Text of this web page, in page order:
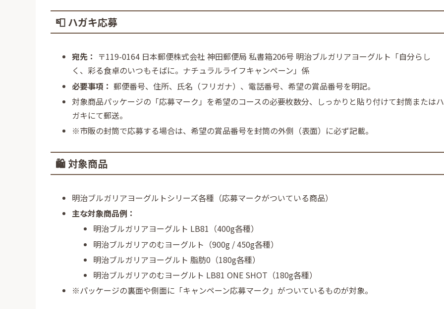
📮 ハガキ応募
宛先： 〒119-0164 日本郵便株式会社 神田郵便局 私書箱206号 明治ブルガリアヨーグルト「自分らし
く、彩る食卓のいつもそばに。ナチュラルライフキャンペーン」係
必要事項： 郵便番号、住所、氏名（フリガナ）、電話番号、希望の賞品番号を明記。
対象商品パッケージの「応募マーク」を希望のコースの必要枚数分、しっかりと貼り付けて封筒またはハ
ガキにて郵送。
※市販の封筒で応募する場合は、希望の賞品番号を封筒の外側（表面）に必ず記載。
🛍️ 対象商品
明治ブルガリアヨーグルトシリーズ各種（応募マークがついている商品）
主な対象商品例：
明治ブルガリアヨーグルト LB81（400g各種）
明治ブルガリアのむヨーグルト（900g / 450g各種）
明治ブルガリアヨーグルト 脂肪0（180g各種）
明治ブルガリアのむヨーグルト LB81 ONE SHOT（180g各種）
※パッケージの裏面や側面に「キャンペーン応募マーク」がついているものが対象。